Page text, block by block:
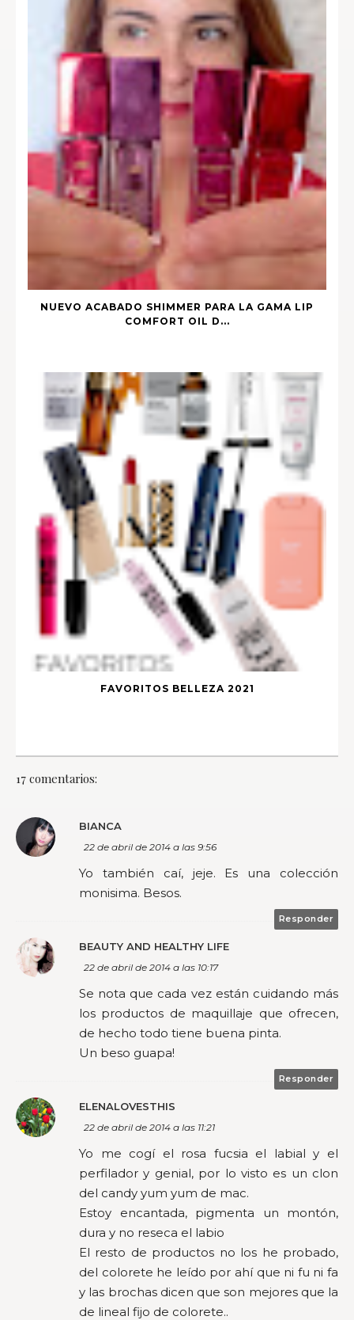
NUEVO ACABADO SHIMMER PARA LA GAMA LIP
COMFORT OIL D...
FAVORITOS BELLEZA 2021
17 comentarios:
BIANCA
22 de abril de 2014 a las 9:56
Yo también caí, jeje. Es una colección
monisima. Besos.
Responder
BEAUTY AND HEALTHY LIFE
22 de abril de 2014 a las 10:17
Se nota que cada vez están cuidando más
los productos de maquillaje que ofrecen,
de hecho todo tiene buena pinta.
Un beso guapa!
Responder
ELENALOVESTHIS
22 de abril de 2014 a las 11:21
Yo me cogí el rosa fucsia el labial y el
perfilador y genial, por lo visto es un clon
del candy yum yum de mac.
Estoy encantada, pigmenta un montón,
dura y no reseca el labio
El resto de productos no los he probado,
del colorete he leído por ahí que ni fu ni fa
y las brochas dicen que son mejores que la
de lineal fijo de colorete..